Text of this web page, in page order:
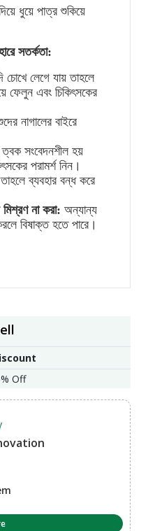
ধুয়ে পাত্র শুকিয়ে
সতর্কতা:
চোখে লেগে যায় তাহলে
ফেলুন এবং চিকিৎসকের
নাগালের বাইরে
ত্বক সংবেদনশীল হয়
পরামর্শ নিন।
তাহলে ব্যবহার বন্ধ করে
মিশ্রণ না করা: অন্যান্য
বিষাক্ত হতে পারে।
Off